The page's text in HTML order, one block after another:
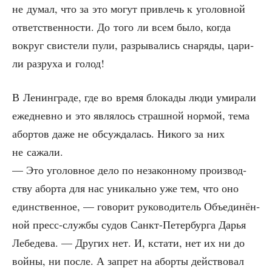
не думал, что за это могут при­влечь к уго­лов­ной
ответ­ствен­но­сти. До того ли всем было, когда
вокруг сви­сте­ли пули, раз­ры­ва­лись сна­ря­ды, цари­
ли раз­ру­ха и голод!
В Ленин­гра­де, где во вре­мя бло­ка­ды люди уми­ра­ли
еже­днев­но и это явля­лось страш­ной нор­мой, тема
абор­тов даже не обсуж­да­лась. Нико­го за них
не сажали.
— Это уго­лов­ное дело по неза­кон­но­му про­из­вод­
ству абор­та для нас уни­каль­но уже тем, что оно
един­ствен­ное, — гово­рит руко­во­ди­тель Объ­еди­нён­
ной пресс-служ­бы судов Санкт-Петер­бур­га Дарья
Лебе­де­ва. — Дру­гих нет. И, кста­ти, нет их ни до
войны, ни после. А запрет на абор­ты действовал